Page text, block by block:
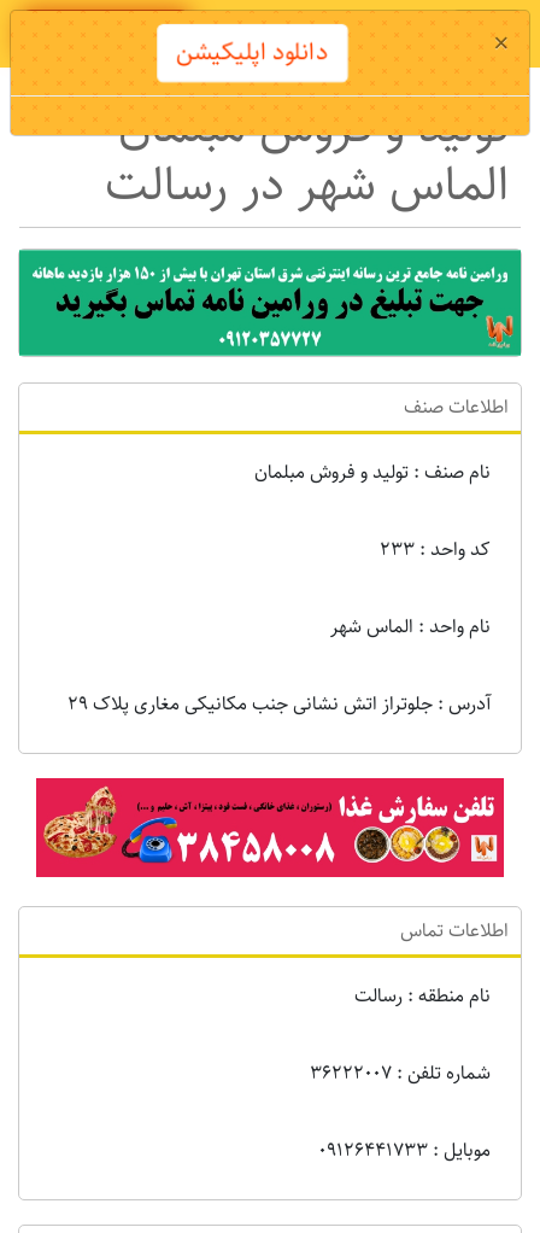
دانلود اپلیکیشن
تولید و فروش مبلمان
الماس شهر در رسالت
اطلاعات صنف
نام صنف : تولید و فروش مبلمان
کد واحد : 233
نام واحد : الماس شهر
آدرس : جلوتراز اتش نشانی جنب مکانیکی مغاری پلاک 29
اطلاعات تماس
نام منطقه : رسالت
شماره تلفن : 36222007
موبایل : 09126441733
× دانلود اپلیکیشن